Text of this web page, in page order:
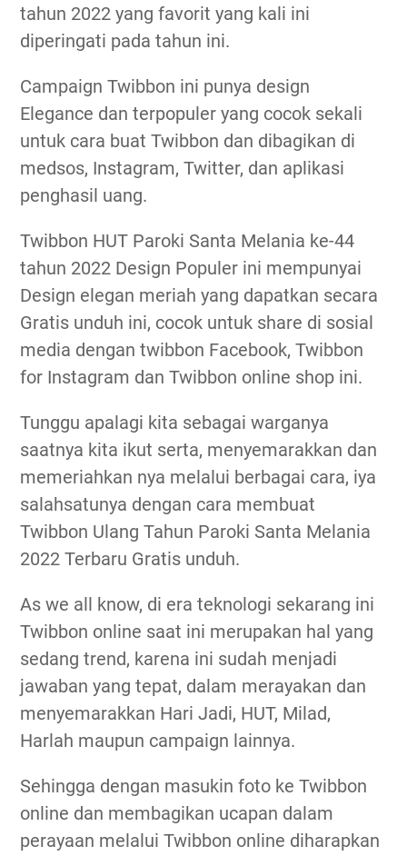
tahun 2022 yang favorit yang kali ini
diperingati pada tahun ini.
Campaign Twibbon ini punya design
Elegance dan terpopuler yang cocok sekali
untuk cara buat Twibbon dan dibagikan di
medsos, Instagram, Twitter, dan aplikasi
penghasil uang.
Twibbon HUT Paroki Santa Melania ke-44
tahun 2022 Design Populer ini mempunyai
Design elegan meriah yang dapatkan secara
Gratis unduh ini, cocok untuk share di sosial
media dengan twibbon Facebook, Twibbon
for Instagram dan Twibbon online shop ini.
Tunggu apalagi kita sebagai warganya
saatnya kita ikut serta, menyemarakkan dan
memeriahkan nya melalui berbagai cara, iya
salahsatunya dengan cara membuat
Twibbon Ulang Tahun Paroki Santa Melania
2022 Terbaru Gratis unduh.
As we all know, di era teknologi sekarang ini
Twibbon online saat ini merupakan hal yang
sedang trend, karena ini sudah menjadi
jawaban yang tepat, dalam merayakan dan
menyemarakkan Hari Jadi, HUT, Milad,
Harlah maupun campaign lainnya.
Sehingga dengan masukin foto ke Twibbon
online dan membagikan ucapan dalam
perayaan melalui Twibbon online diharapkan